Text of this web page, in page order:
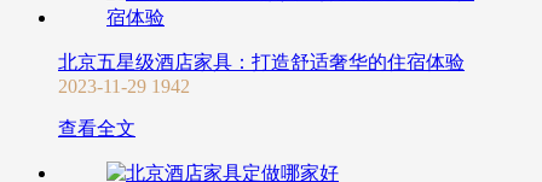
北京五星级酒店家具：打造舒适奢华的住宿体验
2023-11-29 1942
查看全文